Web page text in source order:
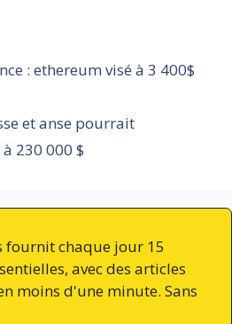
: ethereum visé à 3 400$
et anse pourrait
230 000 $
fournit chaque jour 15
avec des articles
moins d'une minute. Sans